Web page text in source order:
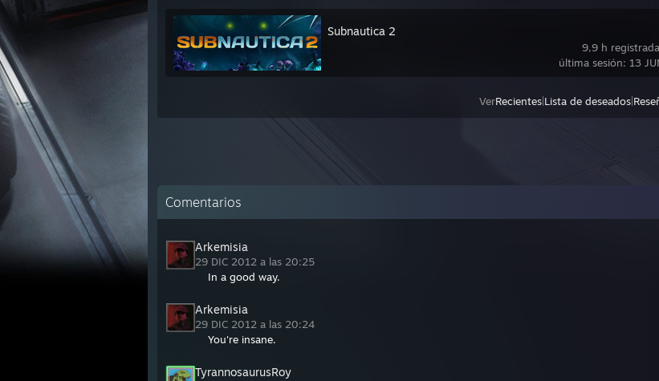
9,9 h
última sesión: 13
Subnautica 2
VerRecientes Lista de deseados
Comentarios
Arkemisia
29 DIC 2012 a las 20:25
In a good way.
Arkemisia
29 DIC 2012 a las 20:24
You're insane.
TyrannosaurusRoy